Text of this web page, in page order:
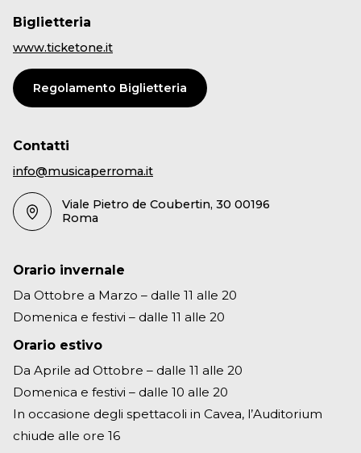
Biglietteria
www.ticketone.it
Regolamento Biglietteria
Contatti
info@musicaperroma.it
Viale Pietro de Coubertin, 30 00196
Roma
Orario invernale
Da Ottobre a Marzo – dalle 11 alle 20
Domenica e festivi – dalle 11 alle 20
Orario estivo
Da Aprile ad Ottobre – dalle 11 alle 20
Domenica e festivi – dalle 10 alle 20
In occasione degli spettacoli in Cavea, l’Auditorium
chiude alle ore 16